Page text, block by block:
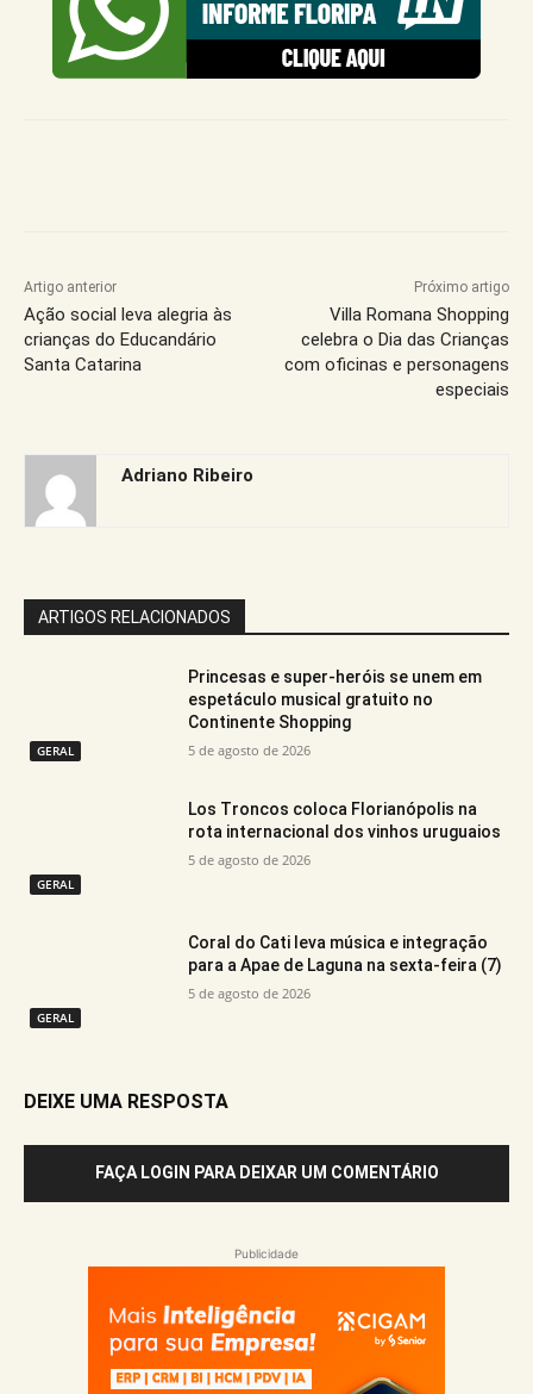
Artigo anterior
Ação social leva alegria às
crianças do Educandário
Santa Catarina
Próximo artigo
Villa Romana Shopping
celebra o Dia das Crianças
com oficinas e personagens
especiais
Adriano Ribeiro
ARTIGOS RELACIONADOS
GERAL
Princesas e super-heróis se unem em
espetáculo musical gratuito no
Continente Shopping
5 de agosto de 2026
GERAL
Los Troncos coloca Florianópolis na
rota internacional dos vinhos uruguaios
5 de agosto de 2026
GERAL
Coral do Cati leva música e integração
para a Apae de Laguna na sexta-feira (7)
5 de agosto de 2026
DEIXE UMA RESPOSTA
FAÇA LOGIN PARA DEIXAR UM COMENTÁRIO
Publicidade